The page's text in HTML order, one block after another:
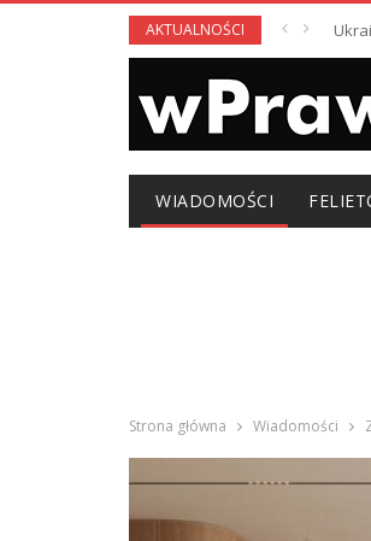
AKTUALNOŚCI
WIADOMOŚCI
Strona główna Wiadomości